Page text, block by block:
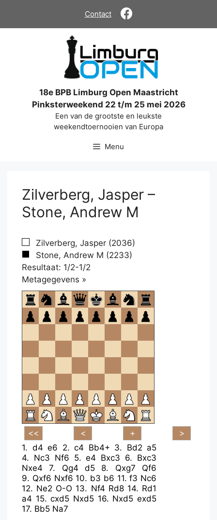
de
Contact
18e BPB Limburg Open Maastricht
Pinksterweekend 22 t/m 25 mei 2026
Een van de grootste en leukste
weekendtoernooien van Europa
Menu
Zilverberg, Jasper –
Stone, Andrew M
Zilverberg, Jasper (2036)
Stone, Andrew M (2233)
Resultaat: 1/2-1/2
Metagegevens »
om
te
openen.
1. d4 e6 2. c4 Bb4+ 3. Bd2 a5
4. Nc3 Nf6 5.e4 Bxc3 6. Bxc3
Nxe4
7. Qg4 d5 8. Qxg7
Qf6
9. Qxf6 Nxf6 10. b3 b6 11.f3 Nc6
12. Ne2 O-O 13. Nf4 Rd8 14. Rd1
a4 15.cxd5 Nxd5 16. Nxd5 exd5
17. Bb5 Na7